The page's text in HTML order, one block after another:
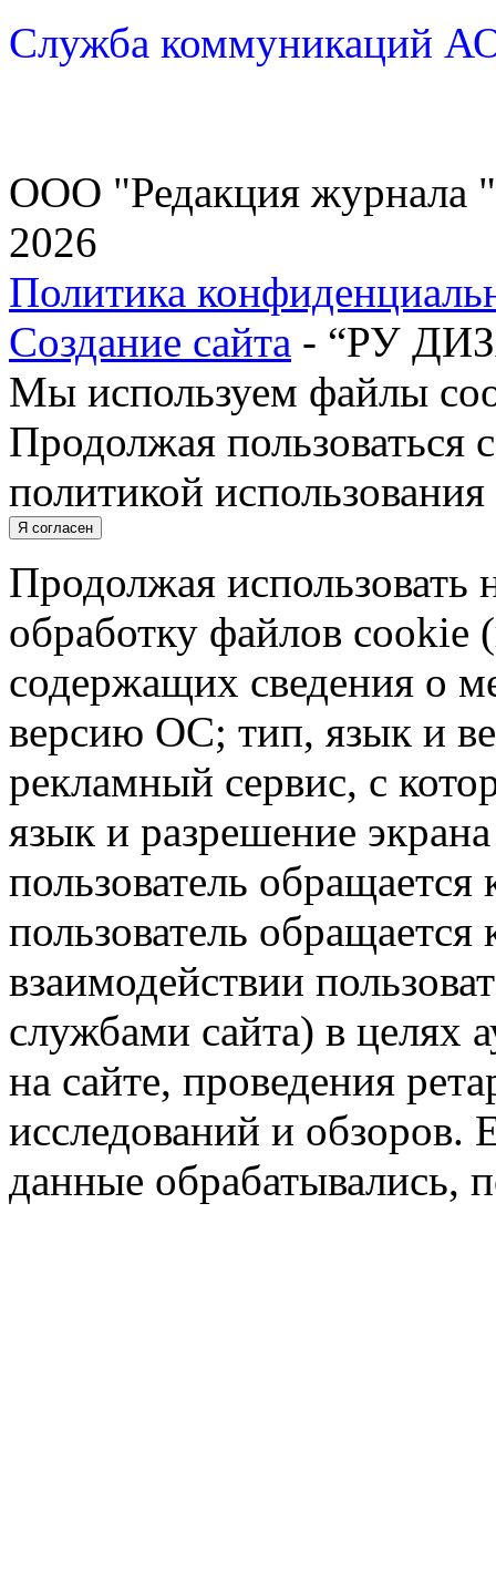
Служба коммуникаций
ООО "Редакция журнала
2026
Политика
Создание сайта - “РУ
Мы используем файлы
Продолжая пользоваться
политикой
Я согласен
Продолжая использовать
обработку файлов cookie
содержащих сведения о
версию ОС; тип, язык и
рекламный сервис, с
язык и разрешение
пользователь обращается
пользователь обращается
взаимодействии
службами сайта) в целях
на сайте, проведения
исследований и обзоров.
данные обрабатывались,